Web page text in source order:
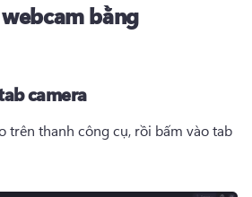
bằng
camera
trên thanh công cụ, rồi bấm vào tab